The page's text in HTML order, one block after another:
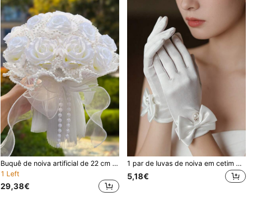
Buquê de noiva artificial de 22 cm (8,66 polegadas), com véu de pérolas artificiais e rosas, ideal para casamentos, aniversários, recepções e outras ocasiões. Também é um ótimo presente para o Dia dos Namorados, festivais e aniversários.
1 Left
29,38€
1 par de luvas de noiva em cetim branco, decoradas com laço de pérolas artificiais e strass, ideais para casamentos elegantes, ópera, chás da tarde, verão e praia.
5,18€